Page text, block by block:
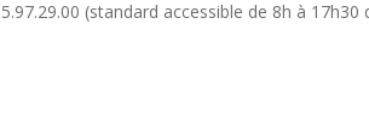
(standard accessible de 8h à